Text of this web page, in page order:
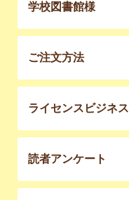
学校図書館様
ご注文方法
ライセンスビジネス
読者アンケート